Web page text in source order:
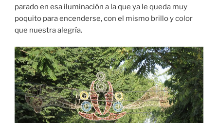
parado en esa iluminación a la que ya le queda muy
poquito para encenderse, con el mismo brillo y color
que nuestra alegría.